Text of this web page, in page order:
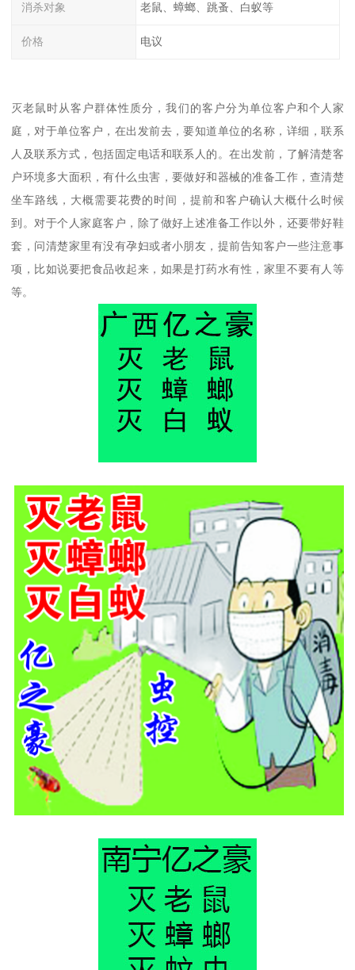
消杀对象 老鼠、蟑螂、跳蚤、白蚁等
价格 电议
灭老鼠时从客户群体性质分，我们的客户分为单位客户和个人家
庭，对于单位客户，在出发前去，要知道单位的名称，详细，联系
人及联系方式，包括固定电话和联系人的。在出发前，了解清楚客
户环境多大面积，有什么虫害，要做好和器械的准备工作，查清楚
坐车路线，大概需要花费的时间，提前和客户确认大概什么时候
到。对于个人家庭客户，除了做好上述准备工作以外，还要带好鞋
套，问清楚家里有没有孕妇或者小朋友，提前告知客户一些注意事
项，比如说要把食品收起来，如果是打药水有性，家里不要有人等
等。